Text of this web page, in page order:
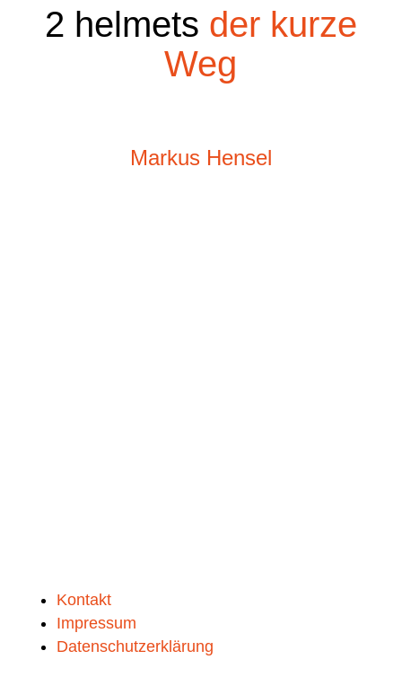
2 helmets der kurze
Weg
Markus Hensel
Kontakt
Impressum
Datenschutzerklärung